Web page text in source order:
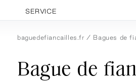
SERVICE
baguedefiancailles.fr Bagues de
Bague de